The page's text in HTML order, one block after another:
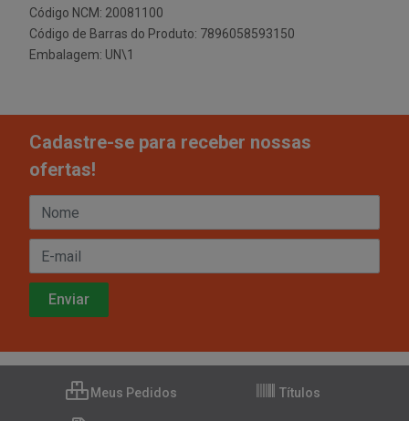
Código NCM: 20081100
Código de Barras do Produto: 7896058593150
Embalagem: UN\1
Cadastre-se para receber nossas
ofertas!
Meus Pedidos Títulos